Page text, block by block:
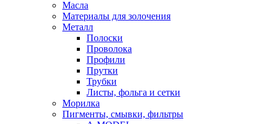
Масла
Материалы для золочения
Металл
Полоски
Проволока
Профили
Прутки
Трубки
Листы, фольга и сетки
Морилка
Пигменты, смывки, фильтры